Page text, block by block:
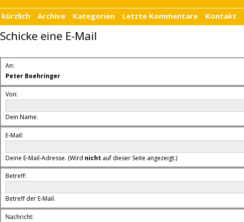
kürzlich Archive Kategorien Letzte Kommentare Kontakt
Schicke eine E-Mail
An:
Peter Boehringer
Von:
Dein Name.
E-Mail:
Deine E-Mail-Adresse. (Wird nicht auf dieser Seite angezeigt.)
Betreff:
Betreff der E-Mail.
Nachricht: